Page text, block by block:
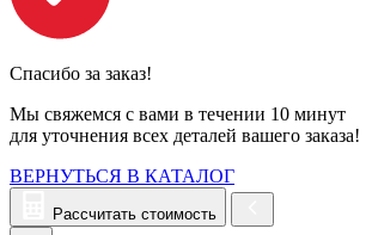
Спасибо за заказ!
Мы свяжемся с вами в течении 10 минут
для уточнения всех деталей вашего заказа!
ВЕРНУТЬСЯ В КАТАЛОГ
Рассчитать стоимость